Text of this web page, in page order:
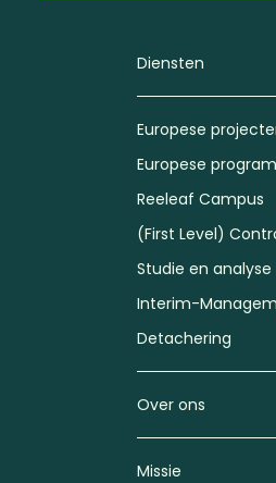
Diensten
Europese
Europese
Reeleaf Campus
(First Level)
Studie en analyse
Interim-
Detachering
Over ons
Missie